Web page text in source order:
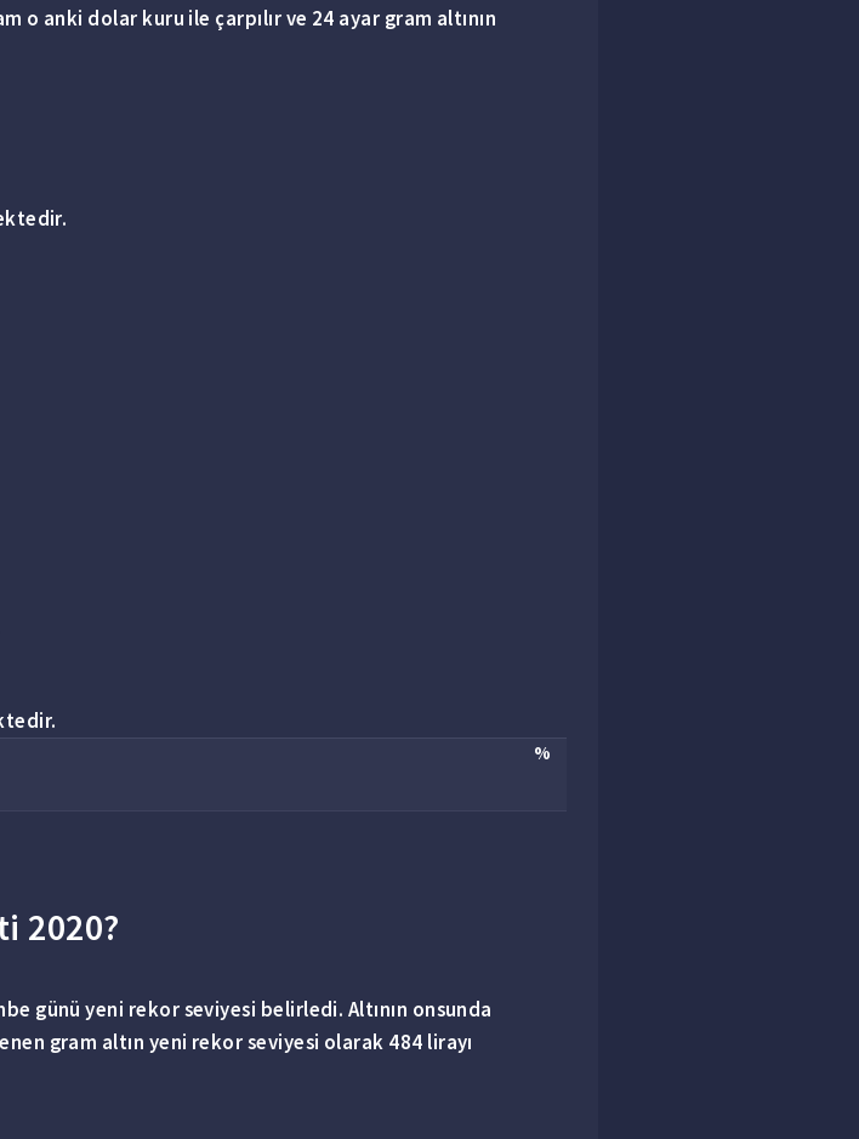
o anki dolar kuru ile çarpılır ve 24 ayar gram altının
%
2020?
günü yeni rekor seviyesi belirledi. Altının onsunda
gram altın yeni rekor seviyesi olarak 484 lirayı